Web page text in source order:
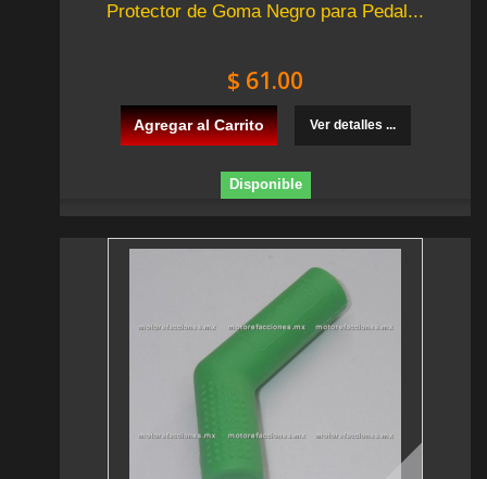
Protector de Goma Negro para Pedal...
$ 61.00
Agregar al Carrito Ver detalles ...
Disponible